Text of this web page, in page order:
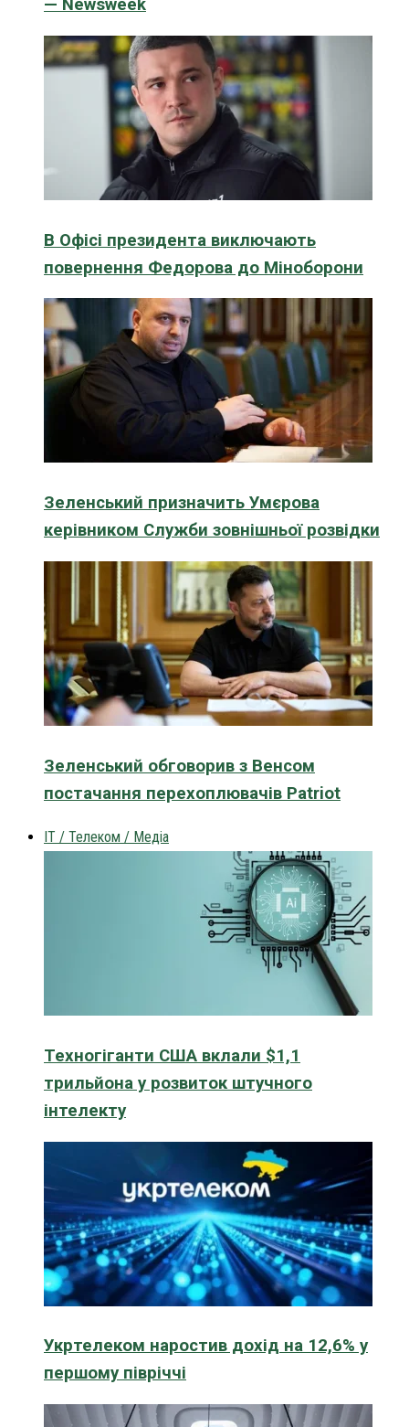
— Newsweek
В Офісі президента виключають
повернення Федорова до Міноборони
Зеленський призначить Умєрова
керівником Служби зовнішньої розвідки
Зеленський обговорив з Венсом
постачання перехоплювачів Patriot
IT / Телеком / Медіа
Техногіганти США вклали $1,1
трильйона у розвиток штучного
інтелекту
Укртелеком наростив дохід на 12,6% у
першому півріччі